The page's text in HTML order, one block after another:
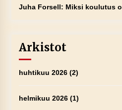
Juha Forsell: Miksi koulutus
Arkistot
huhtikuu 2026(2)
helmikuu 2026(1)